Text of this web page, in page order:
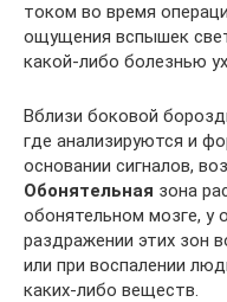
током во время
ощущения вспышек
какой-либо болезнью
Вблизи боковой
где анализируются и
основании сигналов,
Обонятельная зона
обонятельном мозге, у
раздражении этих зон
или при воспалении
каких-либо веществ.